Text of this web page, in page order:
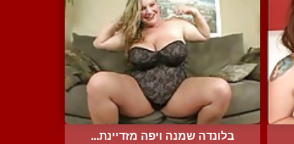
בלונדה שמנה ויפה מזדיינת...